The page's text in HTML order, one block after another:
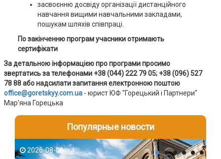
засвоєнню досвіду організації дистанційного
навчання вищими навчальними закладами,
пошукам шляхів співпраці.
По закінченню програм учасники отримають
сертифікати
За детальною інформацією про програми просимо
звертатись за телефонами +38 (044) 222 79 05; +38 (096) 527
78 88 або надсилати запитання електронною поштою
office@goretskyy.com.ua- юрист ЮФ "Горецький і Партнери"
Мар'яна Горецька
Популярные новости
2026-08-06